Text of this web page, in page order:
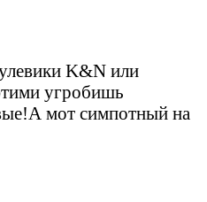
K&N или
угробишь
мот симпотный на